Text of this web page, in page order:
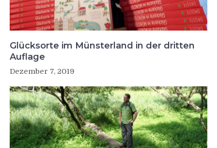
Glücksorte im Münsterland in der dritten
Auflage
Dezember 7, 2019